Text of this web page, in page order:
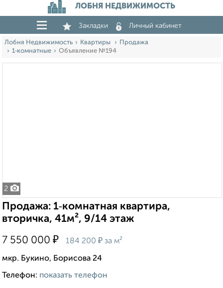
ЛОБНЯ НЕДВИЖИМОСТЬ
Закладки Личный кабинет
Лобня Недвижимость Квартиры
Продажа
1‑комнатные
Объявление №194
2
Продажа: 1‑комнатная квартира,
вторичка, 41м², 9/14 этаж
7 550 000 ₽ 184 200 ₽ за м²
мкр. Букино, Борисова 24
Телефон: показать телефон